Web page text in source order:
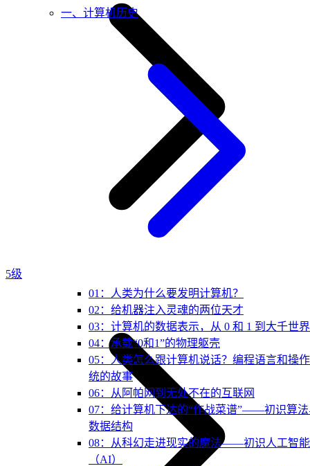
一、计算机历史
01：人类为什么要发明计算机？
02：给机器注入灵魂的两位天才
03：计算机的数据表示，从 0 和 1 到大千世界
04：承载“0和1”的物理躯壳
05：人类怎么跟计算机说话？编程语言和操
统的故事
06：从阿帕网到无处不在的互联网
07：给计算机下达的“作战菜谱”——初识算
数据结构
08：从科幻走进现实的魔法——初识人工智能
（AI）
5级